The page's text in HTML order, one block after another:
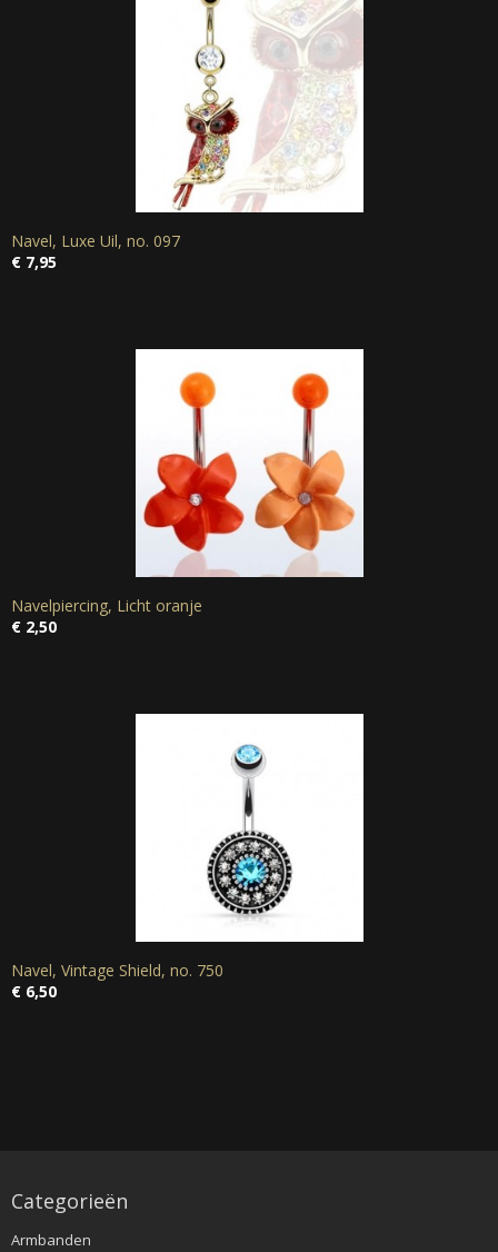
Navel, Luxe Uil, no. 097
€ 7,95
Navelpiercing, Licht oranje
€ 2,50
Navel, Vintage Shield, no. 750
€ 6,50
Categorieën
Armbanden